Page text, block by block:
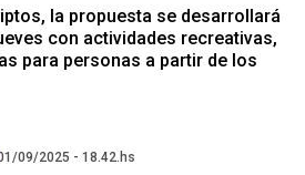
la propuesta se desarrollará
con actividades recreativas,
para personas a partir de los
09/2025 - 18.42.hs